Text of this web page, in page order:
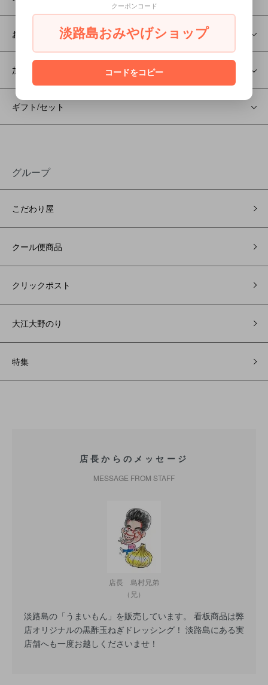
お菓子
加工食品
ギフト/セット
グループ
こだわり屋
クール便商品
クリックポスト
大江大野のり
特集
店長からのメッセージ
MESSAGE FROM STAFF
店長 島村兄弟
（兄）
淡路島の「うまいもん」を販売しています。 看板商品は弊
店オリジナルの黒酢玉ねぎドレッシング！ 淡路島にある実
店舗へも一度お越しくださいませ！
クーポンコード
淡路島おみやげショップ
コードをコピー